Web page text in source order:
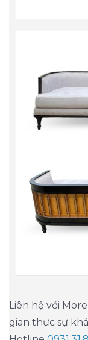
Liên hệ với
gian thực sự